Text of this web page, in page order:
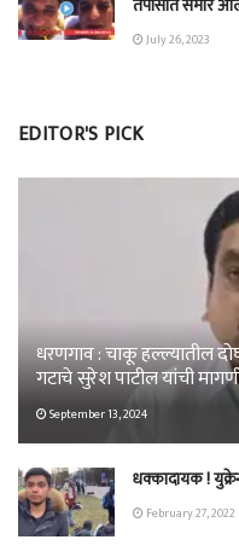
तपासात समोर
July 26, 2023
EDITOR'S PICK
धरणगाव : चाकू हल्ल्यातील
गटाचे सुरेश पाटील यांची
September 13, 2024
धक्कादायक !
February 27, 2022